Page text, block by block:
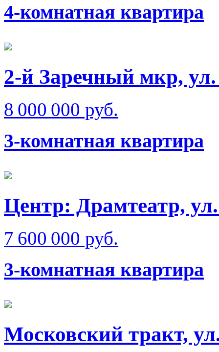
4-комнатная квартира
2-й Заречный мкр,
8 000 000 руб.
3-комнатная квартира
Центр: Драмтеатр,
7 600 000 руб.
3-комнатная квартира
Московский тракт,